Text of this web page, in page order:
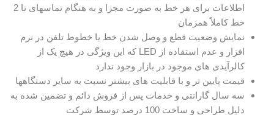
اطلاعات برای هر خط به صورت مجزا و به هنگام تماسهای تا 2
خط کاملاً همزمان
نمایش وضعیت قطع و وصل شدن خط یا خطوط تلفن در نرم
افزار و عدم استفاده از LED که این ویژگی در هیچ یک از
کالرآیدی های موجود در بازار وجود ندارد
قیمت پایین تر و با قابلیت های بیشتر نسبت به سایر دستگاهها
سه سال گارانتی و خدمات پس از فروش دائم و تضمین شده به
دلیل طراحی و ساخت 100 درصد توسط شرکت